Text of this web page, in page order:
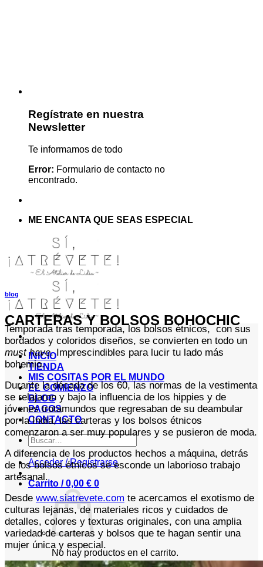
Regístrate en nuestra
Newsletter
Te informamos de todo
Error: Formulario de contacto no
encontrado.
ME ENCANTA QUE SEAS ESPECIAL
INICIO
TIENDA
MIS COSITAS POR EL MUNDO
EL COMIENZO
BLOG
PAGOS
CONTACTO
Buscar
por:
Acceder / Registrarse
Carrito /0,00 € 0
No hay productos en el carrito.
blog
CARTERAS Y BOLSOS BOHOCHIC
Temporada tras temporada, los bolsos étnicos, con sus
bordados y coloridos diseños, se convierten en todo un
must have. Imprescindibles para lucir tu lado más
bohemio.
Durante la década de los 60, las normas de la vestimenta
se relajaron y bajo la influencia de los hippies y de
jóvenes trotamundos que regresaban de su deambular
por la India, las carteras y los bolsos étnicos
comenzaron a ser muy populares y se pusieron de moda.
A diferencia de los productos hechos a máquina, detrás
de los bolsos étnicos se esconde un laborioso trabajo
artesanal.
Desde www.siatrevete.com te acercamos el exotismo de
culturas lejanas, de materiales ricos y cuidados de
detalles, colores y texturas originales, con una amplia
variedad de carteras y bolsos que te hagan sentir una
mujer única y especial.